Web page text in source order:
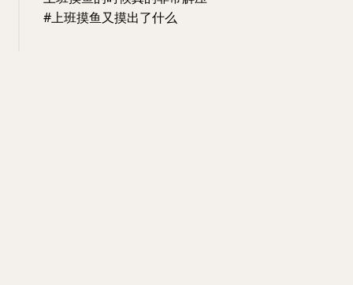
#上班摸鱼又摸出了什么